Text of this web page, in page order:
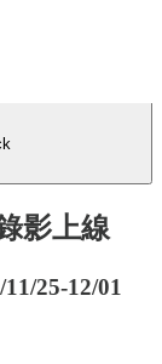
影上線
25-12/01